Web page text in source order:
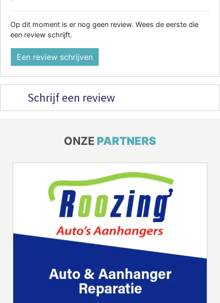
Op dit moment is er nog geen review. Wees de eerste die
een review schrijft.
Een review schrijven
Schrijf een review
ONZE PARTNERS